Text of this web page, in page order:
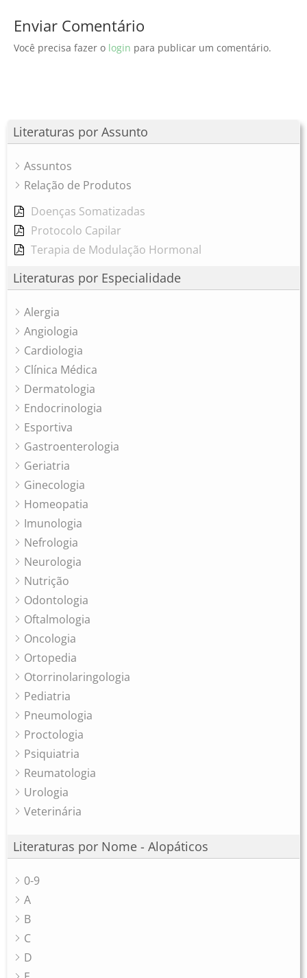
Literaturas por Assunto
Assuntos
Relação de Produtos
Doenças Somatizadas
Protocolo Capilar
Terapia de Modulação Hormonal
Literaturas por Especialidade
Alergia
Angiologia
Cardiologia
Clínica Médica
Dermatologia
Endocrinologia
Esportiva
Gastroenterologia
Geriatria
Ginecologia
Homeopatia
Imunologia
Nefrologia
Neurologia
Nutrição
Odontologia
Oftalmologia
Oncologia
Ortopedia
Otorrinolaringologia
Pediatria
Pneumologia
Proctologia
Psiquiatria
Reumatologia
Urologia
Veterinária
Literaturas por Nome - Alopáticos
0-9
A
B
C
D
Enviar Comentário
Você precisa fazer o login para publicar um comentário.